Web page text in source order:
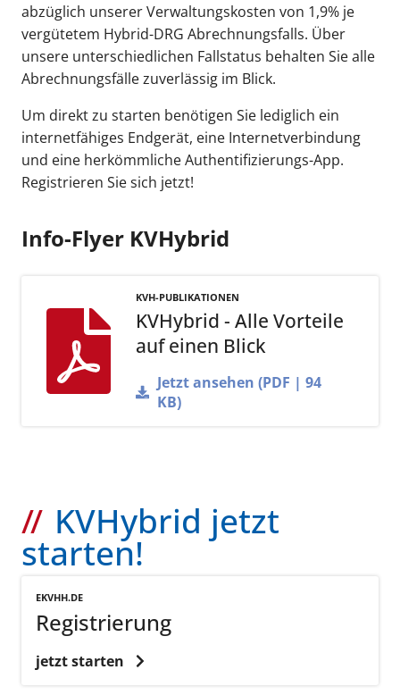
abzüglich unserer Verwaltungskosten von 1,9% je
vergütetem Hybrid-DRG Abrechnungsfalls. Über
unsere unterschiedlichen Fallstatus behalten Sie alle
Abrechnungsfälle zuverlässig im Blick.
Um direkt zu starten benötigen Sie lediglich ein
internetfähiges Endgerät, eine Internetverbindung
und eine herkömmliche Authentifizierungs-App.
Registrieren Sie sich jetzt!
Info-Flyer KVHybrid
KVH-PUBLIKATIONEN
KVHybrid - Alle Vorteile
auf einen Blick
Jetzt ansehen (PDF | 94
KB)
KVHybrid jetzt
starten!
EKVHH.DE
Registrierung
jetzt starten